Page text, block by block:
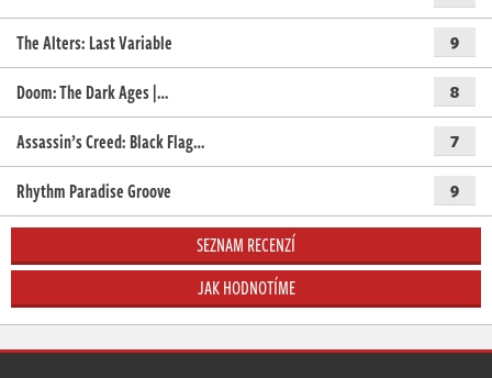
The Alters: Last Variable 9
Doom: The Dark Ages |… 8
Assassin’s Creed: Black Flag… 7
Rhythm Paradise Groove 9
SEZNAM RECENZÍ
JAK HODNOTÍME